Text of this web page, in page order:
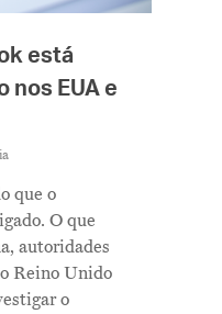
está
nos EUA e
que o
O que
autoridades
Reino Unido
o